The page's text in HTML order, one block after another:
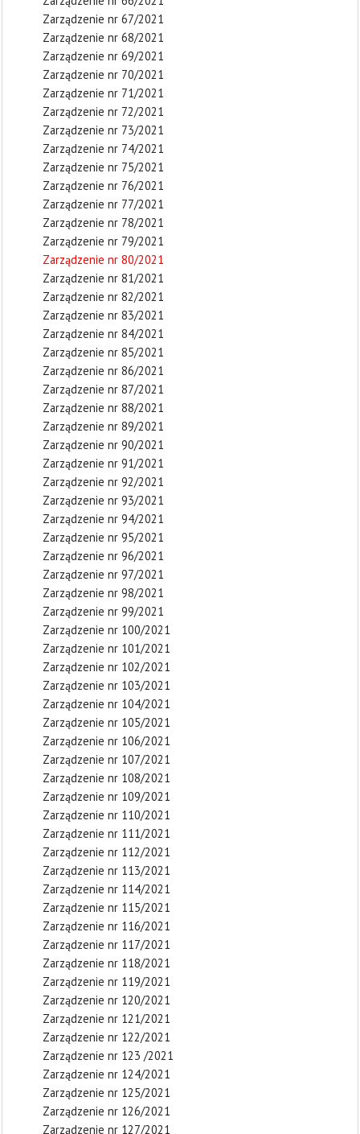
Zarządzenie nr 67/2021
Zarządzenie nr 68/2021
Zarządzenie nr 69/2021
Zarządzenie nr 70/2021
Zarządzenie nr 71/2021
Zarządzenie nr 72/2021
Zarządzenie nr 73/2021
Zarządzenie nr 74/2021
Zarządzenie nr 75/2021
Zarządzenie nr 76/2021
Zarządzenie nr 77/2021
Zarządzenie nr 78/2021
Zarządzenie nr 79/2021
Zarządzenie nr 80/2021
Zarządzenie nr 81/2021
Zarządzenie nr 82/2021
Zarządzenie nr 83/2021
Zarządzenie nr 84/2021
Zarządzenie nr 85/2021
Zarządzenie nr 86/2021
Zarządzenie nr 87/2021
Zarządzenie nr 88/2021
Zarządzenie nr 89/2021
Zarządzenie nr 90/2021
Zarządzenie nr 91/2021
Zarządzenie nr 92/2021
Zarządzenie nr 93/2021
Zarządzenie nr 94/2021
Zarządzenie nr 95/2021
Zarządzenie nr 96/2021
Zarządzenie nr 97/2021
Zarządzenie nr 98/2021
Zarządzenie nr 99/2021
Zarządzenie nr 100/2021
Zarządzenie nr 101/2021
Zarządzenie nr 102/2021
Zarządzenie nr 103/2021
Zarządzenie nr 104/2021
Zarządzenie nr 105/2021
Zarządzenie nr 106/2021
Zarządzenie nr 107/2021
Zarządzenie nr 108/2021
Zarządzenie nr 109/2021
Zarządzenie nr 110/2021
Zarządzenie nr 111/2021
Zarządzenie nr 112/2021
Zarządzenie nr 113/2021
Zarządzenie nr 114/2021
Zarządzenie nr 115/2021
Zarządzenie nr 116/2021
Zarządzenie nr 117/2021
Zarządzenie nr 118/2021
Zarządzenie nr 119/2021
Zarządzenie nr 120/2021
Zarządzenie nr 121/2021
Zarządzenie nr 122/2021
Zarządzenie nr 123 /2021
Zarządzenie nr 124/2021
Zarządzenie nr 125/2021
Zarządzenie nr 126/2021
Zarządzenie nr 127/2021